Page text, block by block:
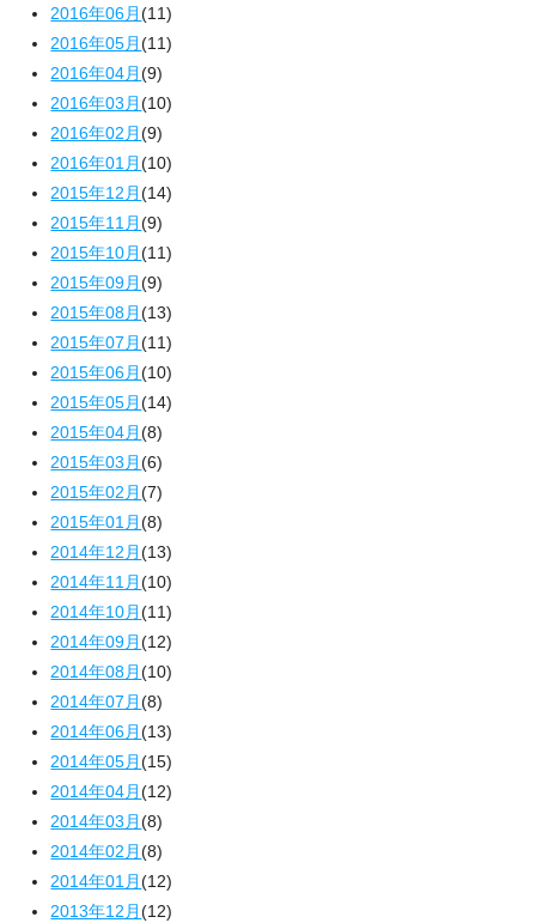
2016年06月(11)
2016年05月(11)
2016年04月(9)
2016年03月(10)
2016年02月(9)
2016年01月(10)
2015年12月(14)
2015年11月(9)
2015年10月(11)
2015年09月(9)
2015年08月(13)
2015年07月(11)
2015年06月(10)
2015年05月(14)
2015年04月(8)
2015年03月(6)
2015年02月(7)
2015年01月(8)
2014年12月(13)
2014年11月(10)
2014年10月(11)
2014年09月(12)
2014年08月(10)
2014年07月(8)
2014年06月(13)
2014年05月(15)
2014年04月(12)
2014年03月(8)
2014年02月(8)
2014年01月(12)
2013年12月(12)